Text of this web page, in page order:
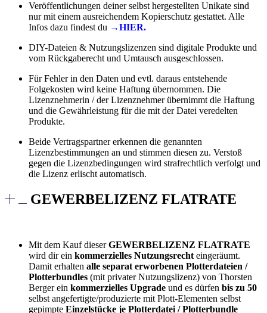
Veröffentlichungen deiner selbst hergestellten Unikate sind
nur mit einem ausreichendem Kopierschutz gestattet. Alle
Infos dazu findest du →HIER.
DIY-Dateien & Nutzungslizenzen sind digitale Produkte und
vom Rückgaberecht und Umtausch ausgeschlossen.
Für Fehler in den Daten und evtl. daraus entstehende
Folgekosten wird keine Haftung übernommen. Die
Lizenznehmerin / der Lizenznehmer übernimmt die Haftung
und die Gewährleistung für die mit der Datei veredelten
Produkte.
Beide Vertragspartner erkennen die genannten
Lizenzbestimmungen an und stimmen diesen zu. Verstoß
gegen die Lizenzbedingungen wird strafrechtlich verfolgt und
die Lizenz erlischt automatisch.
GEWERBELIZENZ FLATRATE
Mit dem Kauf dieserGEWERBELIZENZ FLATRATE
wird dir ein kommerzielles Nutzungsrecht eingeräumt.
Damit erhalten alle separat erworbenen Plotterdateien /
Plotterbundles (mit privater Nutzungslizenz) von Thorsten
Berger ein kommerzielles Upgrade und es dürfen bis zu 50
selbst angefertigte/produzierte mit Plott-Elementen selbst
gepimpte Einzelstücke je Plotterdatei / Plotterbundle